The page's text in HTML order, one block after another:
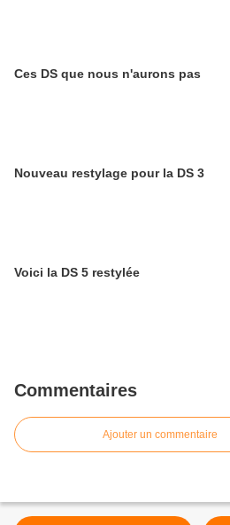
Ces DS que nous n'aurons pas
Nouveau restylage pour la DS 3
Voici la DS 5 restylée
Commentaires
Ajouter un commentaire